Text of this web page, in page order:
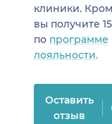
клиники.
вы получите
по программе
лояльности.
Оставить
отзыв